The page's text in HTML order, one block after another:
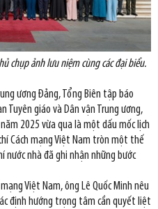
chụp ảnh lưu niệm cùng các đại biểu.
ương Đảng, Tổng Biên tập báo
Tuyên giáo và Dân vận Trung ương,
2025 vừa qua là một dấu mốc lịch
Cách mạng Việt Nam tròn một thế
nước nhà đã ghi nhận những bước
Việt Nam, ông Lê Quốc Minh nêu
định hướng trọng tâm cần quyết liệt